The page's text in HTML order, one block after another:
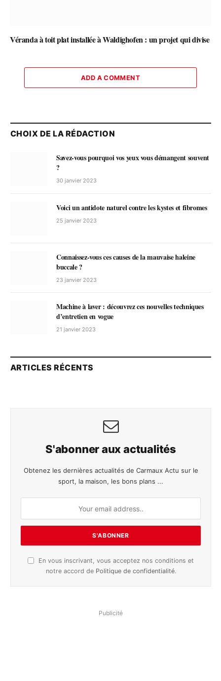
Véranda à toit plat installée à Waldighofen : un projet qui divise
ADD A COMMENT
CHOIX DE LA RÉDACTION
Savez-vous pourquoi vos yeux vous démangent souvent
?
30 janvier 2023
Voici un antidote naturel contre les kystes et fibromes
25 janvier 2023
Connaissez-vous ces causes de la mauvaise haleine
buccale ?
23 janvier 2023
Machine à laver : découvrez ces nouvelles techniques
d’entretien en vogue
21 janvier 2023
ARTICLES RÉCENTS
S'abonner aux actualités
Obtenez les dernières actualités de Carmaux Actu sur le
sport, la maison, les bons plans ...
En vous inscrivant, vous acceptez nos conditions et
notre accord de Politique de confidentialité.
Publicité